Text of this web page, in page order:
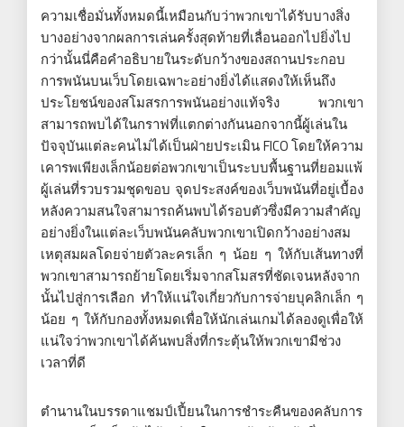
ความเชื่อมั่นทั้งหมดนี้เหมือนกับว่าพวกเขาได้รับบางสิ่ง
บางอย่างจากผลการเล่นครั้งสุดท้ายที่เลื่อนออกไปยิ่งไป
กว่านั้นนี่คือคำอธิบายในระดับกว้างของสถานประกอบ
การพนันบนเว็บโดยเฉพาะอย่างยิ่งได้แสดงให้เห็นถึง
ประโยชน์ของสโมสรการพนันอย่างแท้จริง พวกเขา
สามารถพบได้ในกราฟที่แตกต่างกันนอกจากนี้ผู้เล่นใน
ปัจจุบันแต่ละคนไม่ได้เป็นฝ่ายประเมิน FICO โดยให้ความ
เคารพเพียงเล็กน้อยต่อพวกเขาเป็นระบบพื้นฐานที่ยอมแพ้
ผู้เล่นที่รวบรวมชุดขอบ จุดประสงค์ของเว็บพนันที่อยู่เบื้อง
หลังความสนใจสามารถค้นพบได้รอบตัวซึ่งมีความสำคัญ
อย่างยิ่งในแต่ละเว็บพนันคลับพวกเขาเปิดกว้างอย่างสม
เหตุสมผลโดยจ่ายตัวละครเล็ก ๆ น้อย ๆ ให้กับเส้นทางที่
พวกเขาสามารถย้ายโดยเริ่มจากสโมสรที่ชัดเจนหลังจาก
นั้นไปสู่การเลือก ทำให้แน่ใจเกี่ยวกับการจ่ายบุคลิกเล็ก ๆ
น้อย ๆ ให้กับกองทั้งหมดเพื่อให้นักเล่นเกมได้ลองดูเพื่อให้
แน่ใจว่าพวกเขาได้ค้นพบสิ่งที่กระตุ้นให้พวกเขามีช่วง
เวลาที่ดี
ตำนานในบรรดาแชมป์เปี้ยนในการชำระคืนของคลับการ